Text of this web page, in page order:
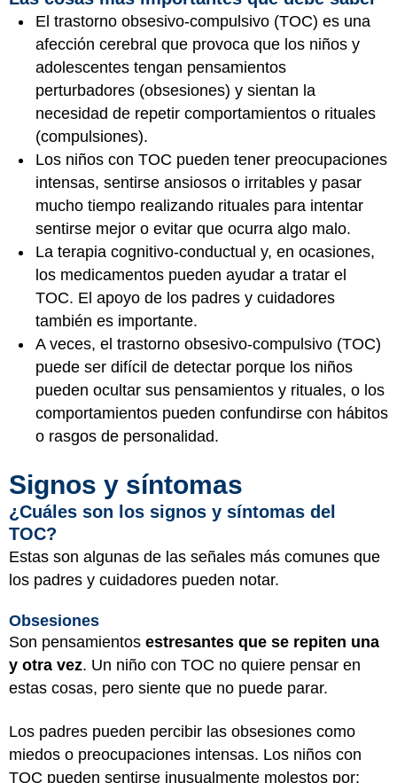
El trastorno obsesivo-compulsivo (TOC) es una
afección cerebral que provoca que los niños y
adolescentes tengan pensamientos
perturbadores (obsesiones) y sientan la
necesidad de repetir comportamientos o rituales
(compulsiones).
Los niños con TOC pueden tener preocupaciones
intensas, sentirse ansiosos o irritables y pasar
mucho tiempo realizando rituales para intentar
sentirse mejor o evitar que ocurra algo malo.
La terapia cognitivo-conductual y, en ocasiones,
los medicamentos pueden ayudar a tratar el
TOC. El apoyo de los padres y cuidadores
también es importante.
A veces, el trastorno obsesivo-compulsivo (TOC)
puede ser difícil de detectar porque los niños
pueden ocultar sus pensamientos y rituales, o los
comportamientos pueden confundirse con hábitos
o rasgos de personalidad.
Signos y síntomas
¿Cuáles son los signos y síntomas del
TOC?
Estas son algunas de las señales más comunes que
los padres y cuidadores pueden notar.
Obsesiones
Son pensamientos estresantes que se repiten una
y otra vez. Un niño con TOC no quiere pensar en
estas cosas, pero siente que no puede parar.
Los padres pueden percibir las obsesiones como
miedos o preocupaciones intensas. Los niños con
TOC pueden sentirse inusualmente molestos por: